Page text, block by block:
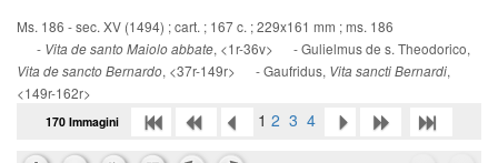
[Inni con commenti latini]
, sec. XV ; cart. ; 56 c. ;
200x140 mm ; ms. 36
Ps. Eusebius Cremonensis,
ad Damasum , sec. XV ; cart. ; 95 c. ; 195x135 mm
; ms. 37
Ms. 186 - sec. XV (1494) ; cart. ; 167 c. ; 229x161 mm ; ms. 186
- Vita de santo Maiolo abbate, <1r-36v> - Gulielmus de s. Theodorico,
Vita de sancto Bernardo, <37r-149r> - Gaufridus, Vita sancti Bernardi,
<149r-162r>
170 Immagini 1 2 3 4